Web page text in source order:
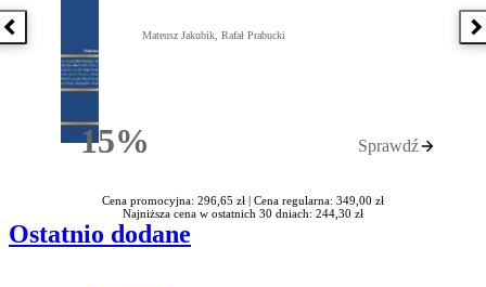
Poprzednia książka
15%Rabatu
Mateusz Jakubik, Rafał Prabucki
Sprawdź
Cena promocyjna: 296,65 zł | Cena regularna: 349,00 zł
Najniższa cena w ostatnich 30 dniach: 244,30 zł
Ostatnio dodane